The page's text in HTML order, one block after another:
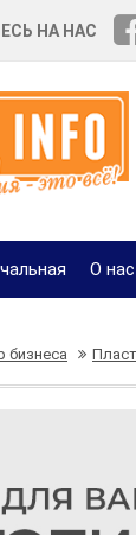
НА НАС
О нас
бизнеса